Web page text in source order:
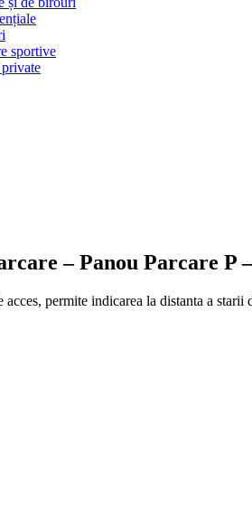
sportive
– Panou Parcare P
permite indicarea la distanta a